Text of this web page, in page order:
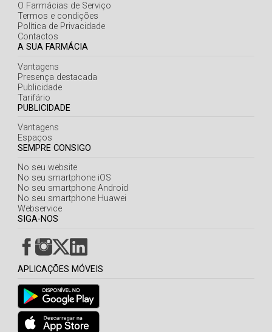
Viseu
Madeira
Açores
O Farmácias de Serviço
Termos e condições
Política de Privacidade
Contactos
A SUA FARMÁCIA
Vantagens
Presença destacada
Publicidade
Tarifário
PUBLICIDADE
Vantagens
Espaços
SEMPRE CONSIGO
No seu website
No seu smartphone iOS
No seu smartphone Android
No seu smartphone Huawei
Webservice
SIGA-NOS
APLICAÇÕES MÓVEIS